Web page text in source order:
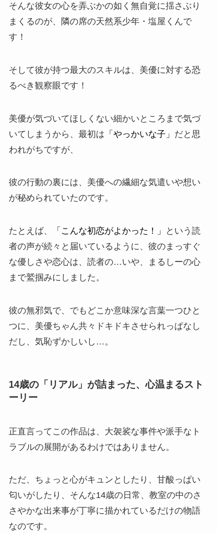
そんな彼女の心を弄ぶかの如く無自覚に揺さぶり
まくるのが、隣の席の天然系少年・ 塩屋 くんで
す！
そして彼が持つ最大のスキルは、美優に対する恐
るべき観察眼です！
美優が気づいてほしくない細かいところまで気づ
いてしまうから、最初は 「やっかいな子」 だと思
われがちですが、
彼の行動の裏には、美優への繊細な気遣いや想い
が秘められていたのです。
たとえば、 「こんな初恋がよかった！」
という読
者の声が続々と届いているように、彼のまっすぐ
な優しさや恋心は、読者の…いや、まるしーの心
まで鷲掴みにしました。
彼の無邪気で、でもどこか意味深な言葉一つひと
つに、美優ちゃん共々ドキドキさせられっぱなし
だし、気恥ずかしいし…。
14歳の「リアル」が詰まった、心温まるスト
ーリー
正直言ってこの作品は、大袈裟な事件や派手なト
ラブルの展開があるわけではありません。
ただ、ちょっと心がキュンとしたり、甘酸っぱい
匂いがしたり、そんな14歳の日常、教室の中のさ
さやかな出来事が丁寧に描かれているだけの物語
なのです。